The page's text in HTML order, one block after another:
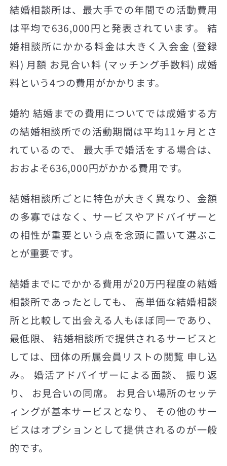
結婚相談所は、最大手での年間での活動費用
は平均で636,000円と発表されています。 結
婚相談所にかかる料金は大きく入会金 (登録
料) 月額 お見合い料 (マッチング手数料) 成婚
料という4つの費用がかかります。
婚約 結婚までの費用についてでは成婚する方
の結婚相談所での活動期間は平均11ヶ月とさ
れているので、 最大手で婚活をする場合は、
おおよそ636,000円がかかる費用です。
結婚相談所ごとに特色が大きく異なり、金額
の多寡ではなく、サービスやアドバイザーと
の相性が重要という点を念頭に置いて選ぶこ
とが重要です。
結婚までにでかかる費用が20万円程度の結婚
相談所であったとしても、 高単価な結婚相談
所と比較して出会える人もほぼ同一であり、
最低限、 結婚相談所で提供されるサービスと
しては、団体の所属会員リストの閲覧 申し込
み。 婚活アドバイザーによる面談、 振り返
り、 お見合いの同席。 お見合い場所のセッテ
ィングが基本サービスとなり、 その他のサー
ビスはオプションとして提供されるのが一般
的です。